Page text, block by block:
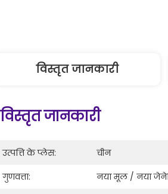
विस्तृत जानकारी
विस्तृत जानकारी
उत्पत्ति के प्लेस: चीन
गुणवत्ता:
नया मूल / नया